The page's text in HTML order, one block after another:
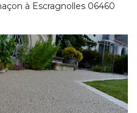
à Escragnolles 06460